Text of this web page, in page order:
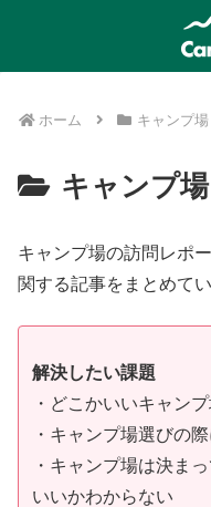
ホーム キャンプ場
キャンプ場
キャンプ場の訪問レポ
関する記事をまとめてい
解決したい課題
・どこかいいキャン
・キャンプ場選びの
・キャンプ場は決ま
いいかわからない